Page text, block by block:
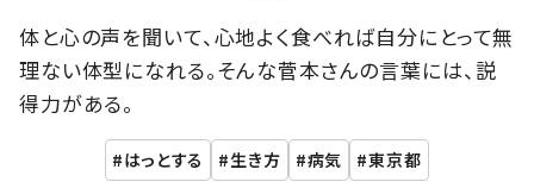
体と心の声を聞いて、心地よく食べれば自分にとって無
理ない体型になれる。そんな菅本さんの言葉には、説
得力がある。
はっとする 生き方 病気 東京都